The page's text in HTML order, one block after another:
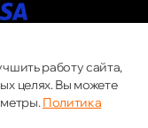
работу сайта,
целях. Вы можете
Политика